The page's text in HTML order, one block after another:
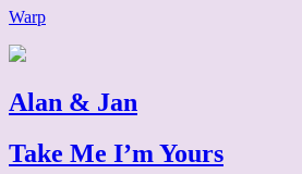
Warp
Alan & Jan
Take Me I’m Yours